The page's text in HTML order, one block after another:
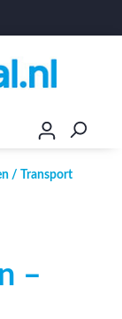
/ Transport
–